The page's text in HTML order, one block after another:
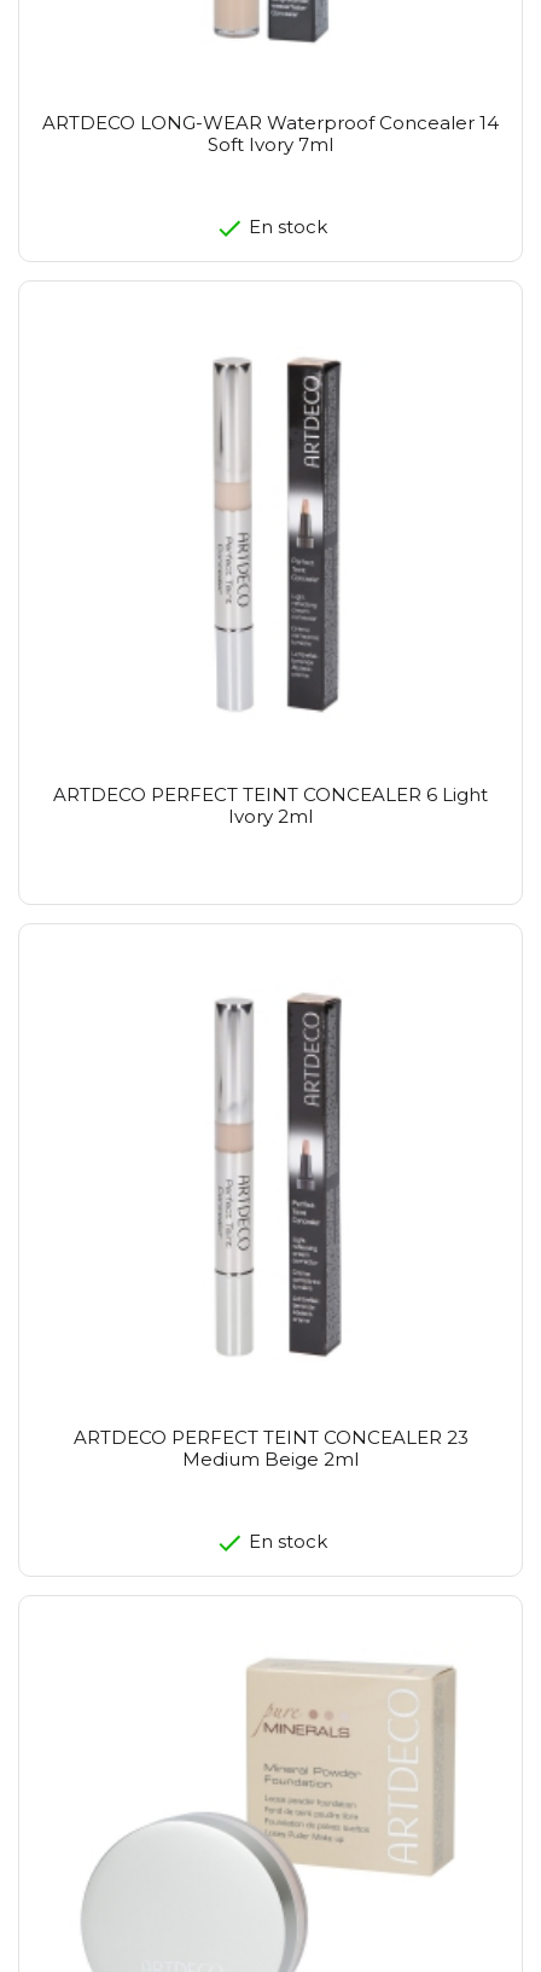
ARTDECO LONG-WEAR Waterproof Concealer 14
Soft Ivory 7ml
En stock
ARTDECO PERFECT TEINT CONCEALER 6 Light
Ivory 2ml
ARTDECO PERFECT TEINT CONCEALER 23
Medium Beige 2ml
En stock